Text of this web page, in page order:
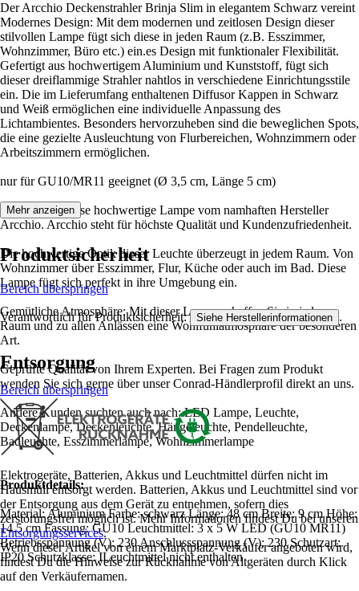
Der Arcchio Deckenstrahler Brinja Slim in elegantem Schwarz vereint
Modernes Design: Mit dem modernen und zeitlosen Design dieser
stilvollen Lampe fügt sich diese in jeden Raum (z.B. Esszimmer,
Wohnzimmer, Büro etc.) ein.es Design mit funktionaler Flexibilität.
Gefertigt aus hochwertigem Aluminium und Kunststoff, fügt sich
dieser dreiflammige Strahler nahtlos in verschiedene Einrichtungsstile
ein. Die im Lieferumfang enthaltenen Diffusor Kappen in Schwarz
und Weiß ermöglichen eine individuelle Anpassung des
Lichtambientes. Besonders hervorzuheben sind die beweglichen Spots,
die eine gezielte Ausleuchtung von Flurbereichen, Wohnzimmern oder
Arbeitszimmern ermöglichen.
nur für GU10/MR11 geeignet (Ø 3,5 cm, Länge 5 cm)
Erhalten Sie diese hochwertige Lampe vom namhaften Hersteller
Arcchio. Arcchio steht für höchste Qualität und Kundenzufriedenheit.
Die hochwertige Optik dieser Leuchte überzeugt in jedem Raum. Von
Wohnzimmer über Esszimmer, Flur, Küche oder auch im Bad. Diese
Lampe fügt sich perfekt in ihre Umgebung ein.
Gemütliche Atmosphäre: Mit dieser Lampe schaffen Sie in jedem
Raum und zu allen Anlässen eine Wohlfühlatmosphäre der besonderen
Art.
Geprüfte Qualität von Ihrem Experten. Bei Fragen zum Produkt
wenden Sie sich gerne über unser Conrad-Händlerprofil direkt an uns.
Andere Kunden suchten auch nach: LED Lampe, Leuchte,
Deckenlampe, Deckenleuchte, Hängeleuchte, Pendelleuchte,
Badleuchte, Esszimmerlampe, Wohnzimmerlampe
Produktdetails:
Material: Aluminium Farbe: schwarz Länge: 48 cm Breite: 9 cm Höhe:
14.5 cm Fassung: GU10 Leuchtmittel: 3 x 5 W LED (GU10 MR11)
Betriebsspannung (V): 230 Anschlussspannung (V): 230 Schutzart:
IP20 Schutzklasse: ILeuchtmittel nicht enthalten
Mehr anzeigen
Produktsicherheit
Bereich überspringen
Verantwortlich für Produktsicherheit: Siehe Herstellerinformationen .
Entsorgung
Bereich überspringen
Elektrogeräte, Batterien, Akkus und Leuchtmittel dürfen nicht im
Hausmüll entsorgt werden. Batterien, Akkus und Leuchtmittel sind vor
der Entsorgung aus dem Gerät zu entnehmen, sofern dies
zerstörungsfrei möglich ist. Mehr Informationen findest Du bei unseren
Entsorgungsservices.
Wenn dieser Artikel von einem Marktplatz-Verkäufer angeboten wird,
findest Du die Hinweise zur Rücknahme von Altgeräten durch Klick
auf den Verkäufernamen.